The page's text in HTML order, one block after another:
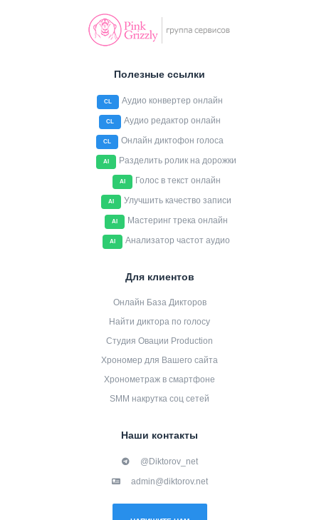
Полезные ссылки
CL Аудио конвертер онлайн
CL Аудио редактор онлайн
CL Онлайн диктофон голоса
AI Разделить ролик на дорожки
AI Голос в текст онлайн
AI Улучшить качество записи
AI Мастеринг трека онлайн
AI Анализатор частот аудио
Для клиентов
Онлайн База Дикторов
Найти диктора по голосу
Студия Овации Production
Хрономер для Вашего сайта
Хронометраж в смартфоне
SMM накрутка соц сетей
Наши контакты
@Diktorov_net
admin@diktorov.net